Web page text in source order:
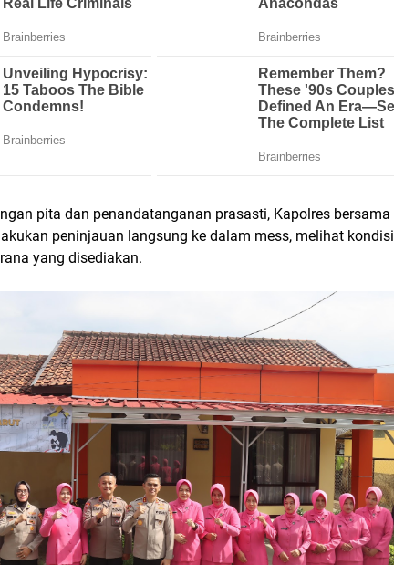
pita dan penandatanganan prasasti, Kapolres bersama
peninjauan langsung ke dalam mess, melihat kondisi
yang disediakan.